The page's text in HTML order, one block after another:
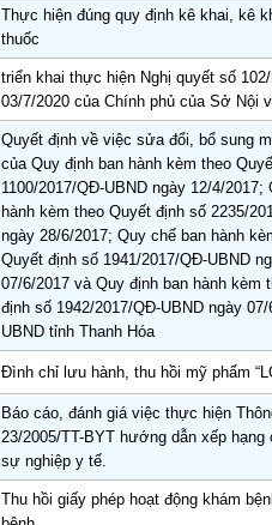
Thực hiện đúng quy định kê khai, kê
thuốc
triển khai thực hiện Nghị quyết số
03/7/2020 của Chính phủ của Sở Nội
Quyết định về việc sửa đổi, bổ sung
của Quy định ban hành kèm theo
1100/2017/QĐ-UBND ngày 12/4/2017;
hành kèm theo Quyết định số 2235/
ngày 28/6/2017; Quy chế ban hành
Quyết định số 1941/2017/QĐ-UBND
07/6/2017 và Quy định ban hành kèm
định số 1942/2017/QĐ-UBND ngày
UBND tỉnh Thanh Hóa
Đình chỉ lưu hành, thu hồi mỹ phẩm
Báo cáo, đánh giá việc thực hiện
23/2005/TT-BYT hướng dẫn xếp hạng
sự nghiệp y tế.
Thu hồi giấy phép hoạt động khám